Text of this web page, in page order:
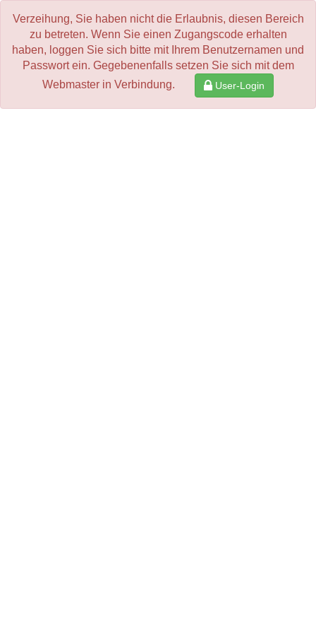
Verzeihung, Sie haben nicht die Erlaubnis, diesen Bereich
zu betreten. Wenn Sie einen Zugangscode erhalten
haben, loggen Sie sich bitte mit Ihrem Benutzernamen und
Passwort ein. Gegebenenfalls setzen Sie sich mit dem
Webmaster in Verbindung.
User-Login